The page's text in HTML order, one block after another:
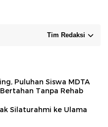
Tim Redaksi
Puluhan Siswa MDTA
Tanpa Rehab
Silaturahmi ke Ulama